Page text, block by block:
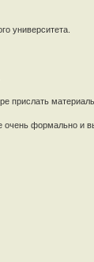
университета.
прислать
формально и